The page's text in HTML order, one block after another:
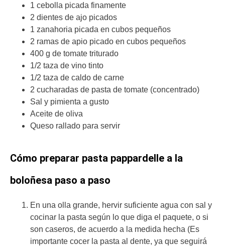
1 cebolla picada finamente
2 dientes de ajo picados
1 zanahoria picada en cubos pequeños
2 ramas de apio picado en cubos pequeños
400 g de tomate triturado
1/2 taza de vino tinto
1/2 taza de caldo de carne
2 cucharadas de pasta de tomate (concentrado)
Sal y pimienta a gusto
Aceite de oliva
Queso rallado para servir
Cómo preparar pasta pappardelle a la
boloñesa paso a paso
En una olla grande, hervir suficiente agua con sal y
cocinar la pasta según lo que diga el paquete, o si
son caseros, de acuerdo a la medida hecha (Es
importante cocer la pasta al dente, ya que seguirá